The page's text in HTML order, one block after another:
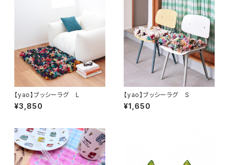
【yao】ブッシーラグ L
¥3,850
【yao】ブッシーラグ S
¥1,650